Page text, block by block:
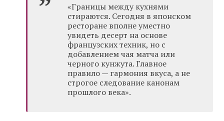
«Границы между кухнями
стираются. Сегодня в японском
ресторане вполне уместно
увидеть десерт на основе
французских техник, но с
добавлением чая матча или
черного кунжута. Главное
правило — гармония вкуса, а не
строгое следование канонам
прошлого века».